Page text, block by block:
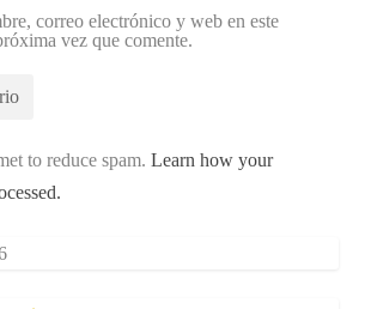
correo electrónico y web en este
vez que comente.
to reduce spam.Learn how your